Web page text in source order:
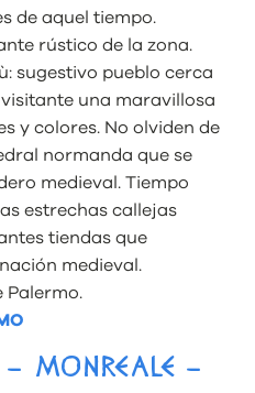
de aquel tiempo.
rústico de la zona.
sugestivo pueblo cerca
una maravillosa
y colores. No olviden de
normanda que se
medieval. Tiempo
estrechas callejas
tiendas que
medieval.
Palermo.
MONREALE –